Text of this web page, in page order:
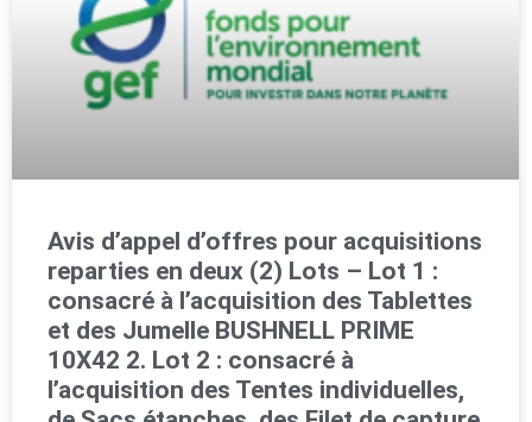
Avis d’appel d’offres pour acquisitions
reparties en deux (2) Lots – Lot 1 :
consacré à l’acquisition des Tablettes
et des Jumelle BUSHNELL PRIME
10X42 2. Lot 2 : consacré à
l’acquisition des Tentes individuelles,